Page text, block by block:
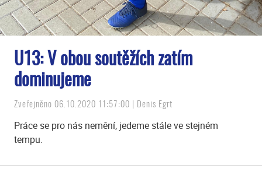
U13: V obou soutěžích zatím
dominujeme
Zveřejněno 06.10.2020 11:57:00 | Denis Egrt
Práce se pro nás nemění, jedeme stále ve stejném
tempu.